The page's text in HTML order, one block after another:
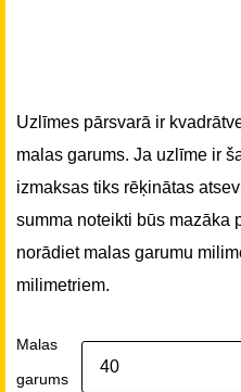
Uzlīmes pārsvarā ir
malas garums. Ja uzlīme ir
izmaksas tiks rēķinātas
summa noteikti būs mazāka
norādiet malas garumu
milimetriem.
Malas
garums